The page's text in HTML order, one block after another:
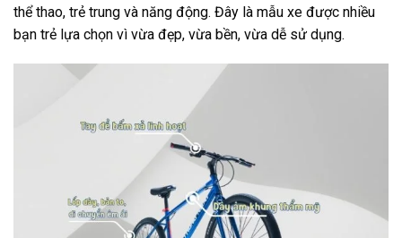
thể thao, trẻ trung và năng động. Đây là mẫu xe được nhiều
bạn trẻ lựa chọn vì vừa đẹp, vừa bền, vừa dễ sử dụng.